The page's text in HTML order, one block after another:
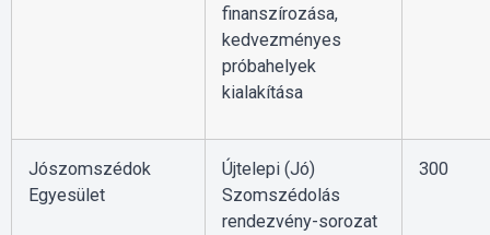
finanszírozása,
kedvezményes
próbahelyek
kialakítása
Jószomszédok
Egyesület
Újtelepi (Jó)
Szomszédolás
rendezvény-sorozat
300